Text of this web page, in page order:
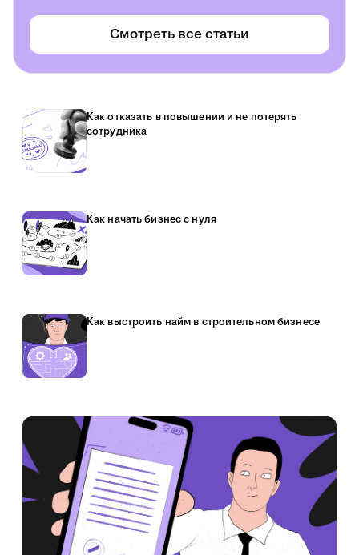
Смотреть все статьи
Как отказать в повышении и не потерять
сотрудника
Как начать бизнес с нуля
Как выстроить найм в строительном бизнесе